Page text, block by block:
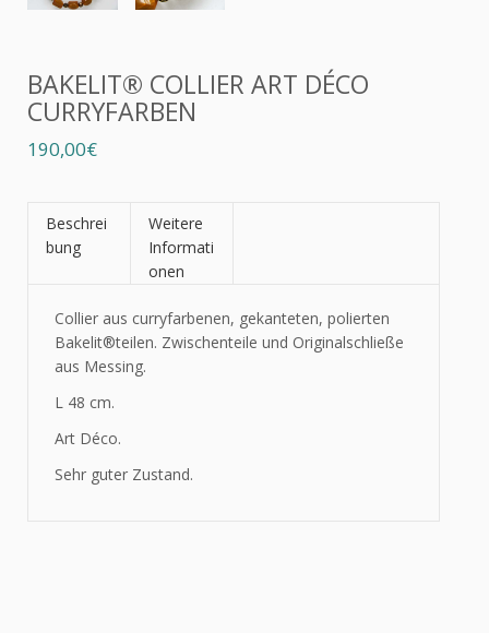
BAKELIT® COLLIER ART DÉCO
CURRYFARBEN
190,00€
Beschrei
bung
Weitere
Informati
onen
Collier aus curryfarbenen, gekanteten, polierten
Bakelit®teilen. Zwischenteile und Originalschließe
aus Messing.
L 48 cm.
Art Déco.
Sehr guter Zustand.